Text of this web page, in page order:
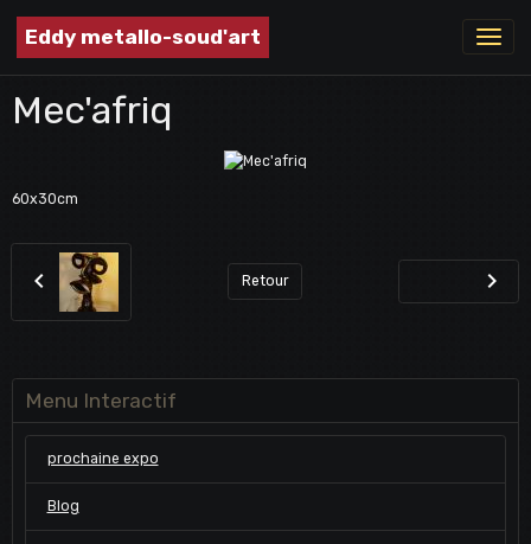
Eddy metallo-soud'art
Mec'afriq
60x30cm
Retour
Menu Interactif
prochaine expo
Blog